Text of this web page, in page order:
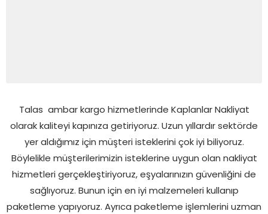
Talas ambar kargo hizmetlerinde Kaplanlar Nakliyat
olarak kaliteyi kapınıza getiriyoruz. Uzun yıllardır sektörde
yer aldığımız için müşteri isteklerini çok iyi biliyoruz.
Böylelikle müşterilerimizin isteklerine uygun olan nakliyat
hizmetleri gerçekleştiriyoruz, eşyalarınızın güvenliğini de
sağlıyoruz. Bunun için en iyi malzemeleri kullanıp
paketleme yapıyoruz. Ayrıca paketleme işlemlerini uzman